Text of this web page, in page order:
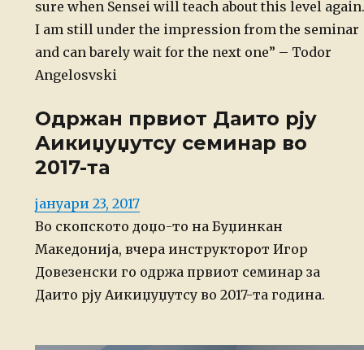
sure when Sensei will teach about this level again.
I am still under the impression from the seminar
and can barely wait for the next one” – Todor
Angelosvski
Одржан првиот Даито рју
Аикиџуџутсу семинар во
2017-та
Posted
on
јануари 23, 2017
Во скопското доџо-то на Буџинкан
Македонија, вчера инструкторот Игор
Довезенски го одржа првиот семинар за
Даито рју Аикиџуџутсу во 2017-та година.